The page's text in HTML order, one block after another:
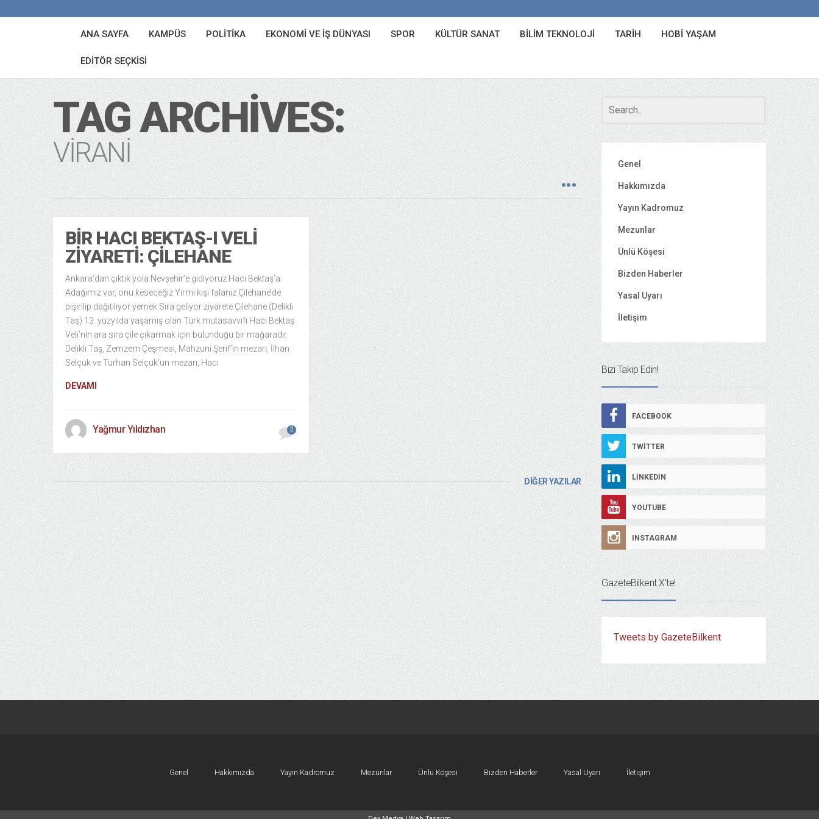
ANA SAYFA KAMPÜS POLITIKA EKONOMI VE İŞ DÜNYASI SPOR KÜLTÜR SANAT BILIM TEKNOLOJI TARIH HOBI YAŞAM
EDITÖR SEÇKISI
TAG ARCHIVES:
VIRANI
BIR HACI BEKTAŞ-I VELI
ZIYARETI: ÇILEHANE
Ankara’dan çıktık yola Nevşehir’e gidiyoruz Hacı Bektaş’a
Adağımız var, onu keseceğiz Yirmi kişi falanız Çilehane’de
pişirilip dağıtılıyor yemek Sıra geliyor ziyarete Çilehane (Delikli
Taş) 13. yüzyılda yaşamış olan Türk mutasavvıfı Hacı Bektaş
Veli’nin ara sıra çile çıkarmak için bulunduğu bir mağaradır.
Delikli Taş, Zemzem Çeşmesi, Mahzuni Şerif’in mezarı, İlhan
Selçuk ve Turhan Selçuk’un mezarı, Hacı
DEVAMI
Yağmur Yıldızhan 2
DİĞER YAZILAR
Genel
Hakkımızda
Yayın Kadromuz
Mezunlar
Ünlü Köşesi
Bizden Haberler
Yasal Uyarı
İletişim
Bizi Takip Edin!
FACEBOOK
TWITTER
LINKEDIN
YOUTUBE
INSTAGRAM
GazeteBilkent X’te!
Tweets by GazeteBilkent
Genel Hakkımızda Yayın Kadromuz Mezunlar Ünlü Köşesi Bizden Haberler Yasal Uyarı İletişim